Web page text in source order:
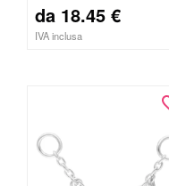
da 18.45 €
IVA inclusa